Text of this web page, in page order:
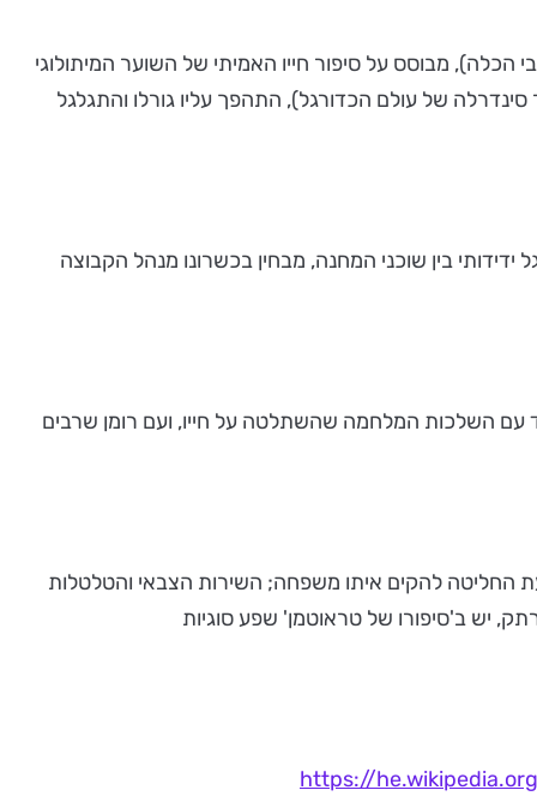
הכלה), מבוסס על סיפור חייו האמיתי של השוער המיתולוגי
באגדות (מעין סיפור סינדרלה של עולם הכדורגל), התהפך עליו גורלו והתגלגל
בין שוכני המחנה, מבחין בכשרונו מנהל הקבוצה
עם השלכות המלחמה שהשתלטה על חייו, ועם רומן שרבים
החליטה להקים איתו משפחה; השירות הצבאי והטלטלות
יש ב'סיפורו של טראוטמן' שפע סוגיות
https://he.wikipedia.org/